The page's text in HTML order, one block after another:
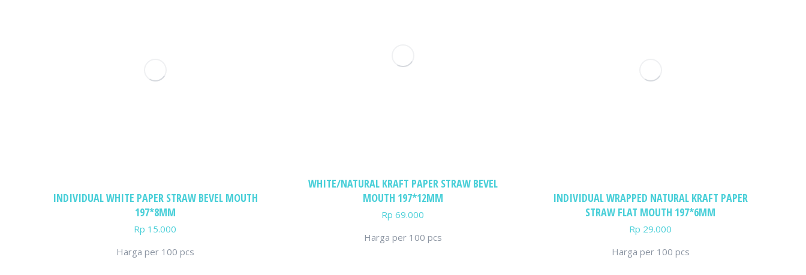
WHITE/NATURAL KRAFT PAPER STRAW BEVEL
MOUTH 197*12MM
Rp 69.000
Harga per 100 pcs
INDIVIDUAL WHITE PAPER STRAW BEVEL MOUTH
197*8MM
Rp 15.000
Harga per 100 pcs
INDIVIDUAL WRAPPED NATURAL KRAFT PAPER
STRAW FLAT MOUTH 197*6MM
Rp 29.000
Harga per 100 pcs